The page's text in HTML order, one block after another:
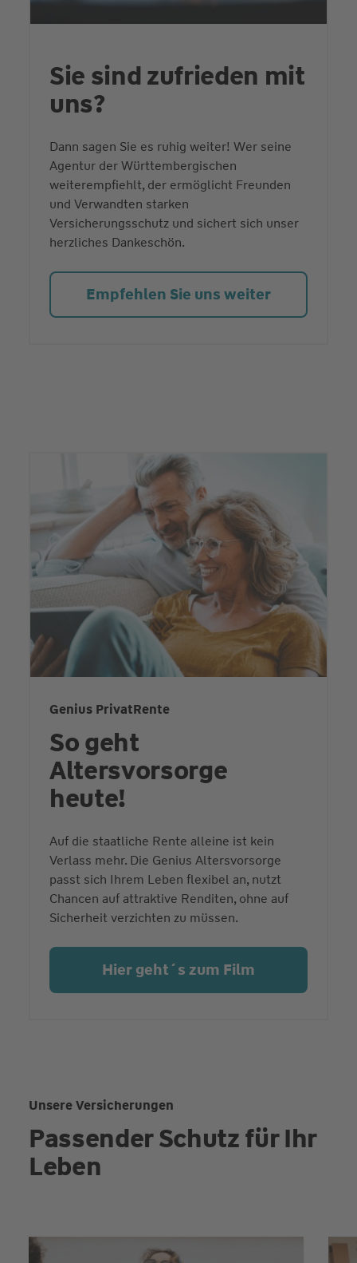
Sie sind zufrieden mit
uns?
Dann sagen Sie es ruhig weiter! Wer seine
Agentur der Württembergischen
weiterempfiehlt, der ermöglicht Freunden
und Verwandten starken
Versicherungsschutz und sichert sich unser
herzliches Dankeschön.
Empfehlen Sie uns weiter
Genius PrivatRente
So geht
Altersvorsorge
heute!
Auf die staatliche Rente alleine ist kein
Verlass mehr. Die Genius Altersvorsorge
passt sich Ihrem Leben flexibel an, nutzt
Chancen auf attraktive Renditen, ohne auf
Sicherheit verzichten zu müssen.
Hier geht´s zum Film
Unsere Versicherungen
Passender Schutz für Ihr
Leben